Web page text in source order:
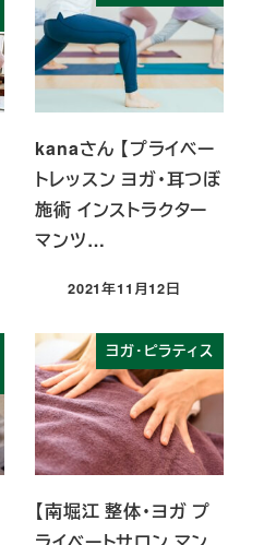
kanaさん 【プライベー
トレッスン ヨガ・耳つぼ
施術 インストラクター
マンツ…
投稿日
2021年11月12日
ヨガ・ピラティス
【南堀江 整体・ヨガ プ